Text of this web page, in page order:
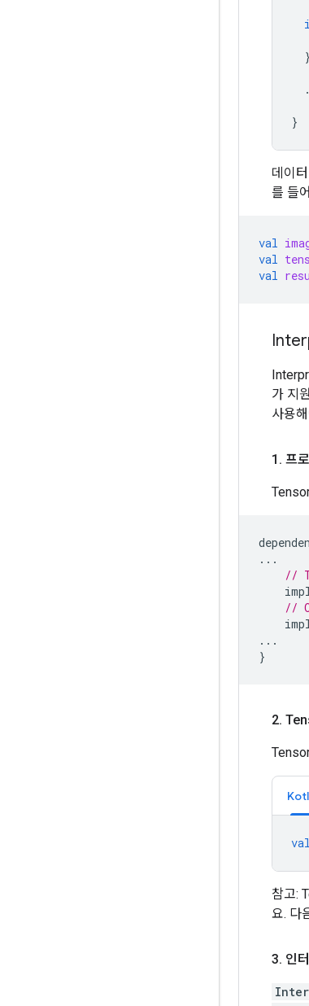
}
}
데이
를 들
val
val
val
가 지
사용
1 . 프
...
//
//
...
}
2.
val
참고:
요. 다
3. 인